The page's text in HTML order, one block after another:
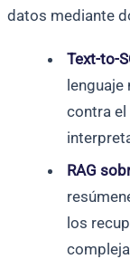
datos mediante
Text-to-
lenguaje
contra el
RAG
los